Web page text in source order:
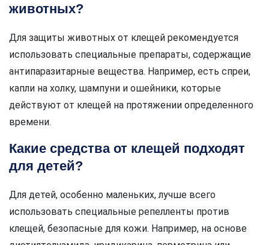
животных?
Для защиты животных от клещей рекомендуется
использовать специальные препараты, содержащие
антипаразитарные вещества. Например, есть спреи,
капли на холку, шампуни и ошейники, которые
действуют от клещей на протяжении определенного
времени.
Какие средства от клещей подходят
для детей?
Для детей, особенно маленьких, лучше всего
использовать специальные репелленты против
клещей, безопасные для кожи. Например, на основе